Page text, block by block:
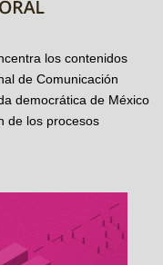
los contenidos
de Comunicación
democrática de México
de los procesos